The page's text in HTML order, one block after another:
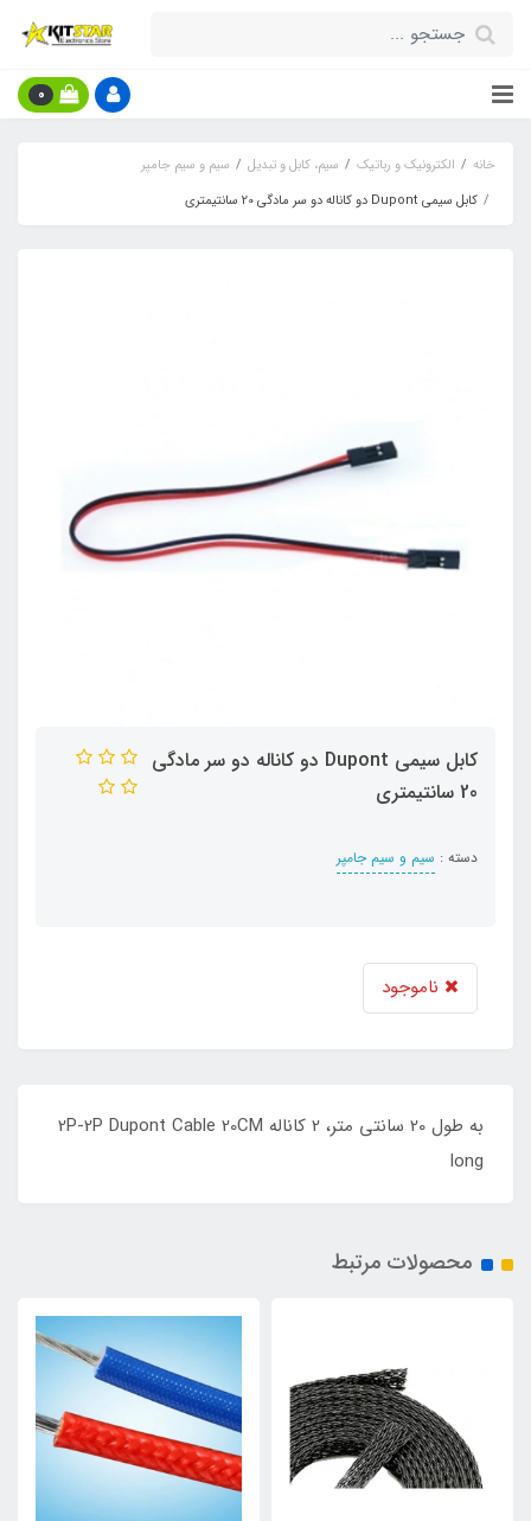
0
خانه الکترونیک و رباتیک سیم، کابل و تبدیل
سیم و سیم جامپر
کابل سیمی Dupont دو کاناله دو سر مادگی 20 سانتیمتری
کابل سیمی Dupont دو کاناله دو سر مادگی
20 سانتیمتری
دسته : سیم و سیم جامپر
ناموجود
به طول 20 سانتی متر، 2 کاناله 2P-2P Dupont Cable 20CM
long
محصولات مرتبط